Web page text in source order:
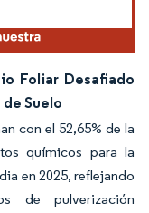
Foliar Desafiado
Suelo
con el 52,65% de la
químicos para la
en 2025, reflejando
de pulverización